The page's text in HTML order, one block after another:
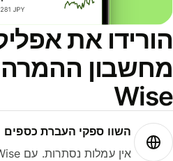
את
ההמרה
השוו ספקי העברת כספים
אין עמלות נסתרות. עם Wise תמיד תקבלו את